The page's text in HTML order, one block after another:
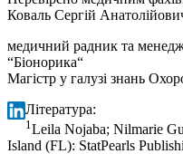
Коваль Сергій
медичний радник та
“Біонорика“
Магістр у галузі знань
Література:
1 Leila Nojaba; Nilmarie
Island (FL): StatPearls